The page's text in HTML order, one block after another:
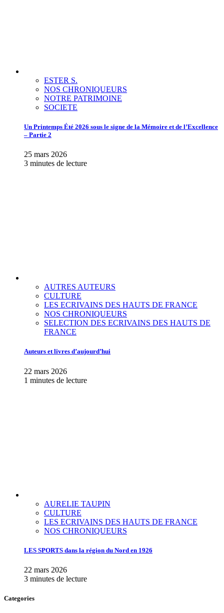
ESTER S.
NOS CHRONIQUEURS
NOTRE PATRIMOINE
SOCIETE
Un Printemps Été 2026 sous le signe de la Mémoire et de l’Excellence
– Partie 2
25 mars 2026
3 minutes de lecture
AUTRES AUTEURS
CULTURE
LES ECRIVAINS DES HAUTS DE FRANCE
NOS CHRONIQUEURS
SELECTION DES ECRIVAINS DES HAUTS DE
FRANCE
Auteurs et livres d’aujourd’hui
22 mars 2026
1 minutes de lecture
AURELIE TAUPIN
CULTURE
LES ECRIVAINS DES HAUTS DE FRANCE
NOS CHRONIQUEURS
LES SPORTS dans la région du Nord en 1926
22 mars 2026
3 minutes de lecture
Categories